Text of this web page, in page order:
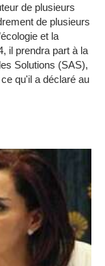
de plusieurs
de plusieurs
et la
il prendra part à la
Solutions (SAS),
qu'il a déclaré au